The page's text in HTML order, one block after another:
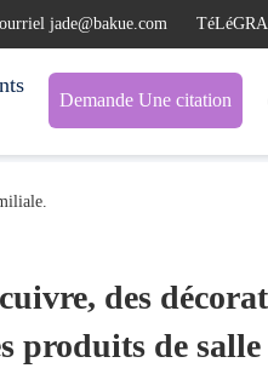
jade@bakue.com
Demande Une citation
des
produits de